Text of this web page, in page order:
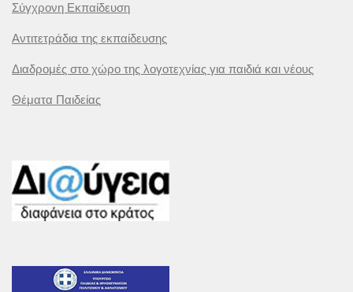
Σύγχρονη Εκπαίδευση
Αντιτετράδια της εκπαίδευσης
Διαδρομές στο χώρο της λογοτεχνίας για παιδιά και νέους
Θέματα Παιδείας